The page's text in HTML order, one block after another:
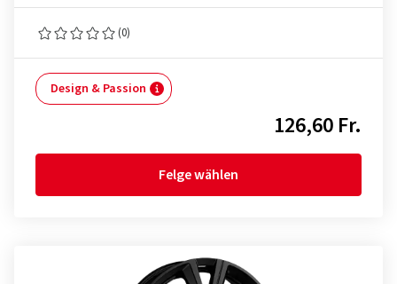
(0)
Design & Passion
126,60 Fr.
Felge wählen